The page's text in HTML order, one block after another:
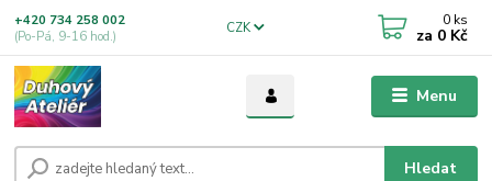
Menu
CZK
Hledat
+420 734 258 002
(Po-Pá, 9-16 hod.)
0 ks
za 0 Kč